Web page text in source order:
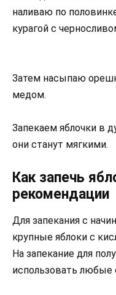
наливаю по
курагой с
Затем насыпаю
медом.
Запекаем яблочки в
они станут мягкими.
Как запечь
рекомендации
Для запекания с
крупные яблоки с
На запекание для
использовать любые